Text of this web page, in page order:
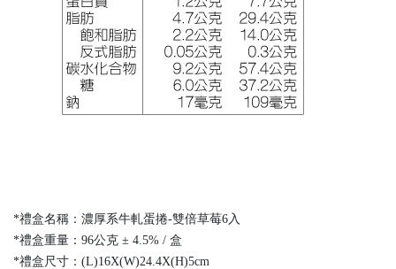
*禮盒名稱：濃厚系牛軋蛋捲-雙倍草莓6入
*禮盒重量：96公克 ± 4.5% / 盒
*禮盒尺寸：(L)16X(W)24.4X(H)5cm